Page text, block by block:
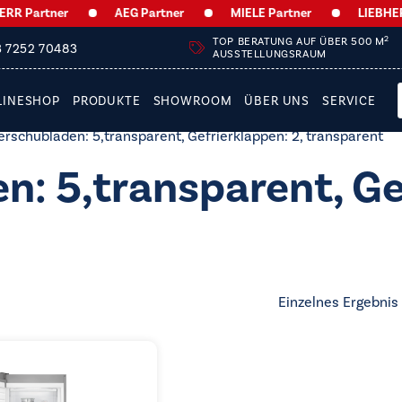
Partner AEG Partner MIELE Partner
7252 70483 TOP BERATUNG AUF ÜBER 500 M2
AUSSTELLUNGSRAUM
PRODUKTE SHOWROOM ÜBER UNS SERVICE
5,transparent, Gefrierklappen: 2, transparent
5,transparent,
Einzelnes